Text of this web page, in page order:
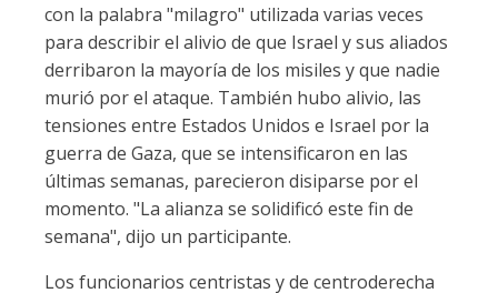
con la palabra "milagro" utilizada varias veces
para describir el alivio de que Israel y sus aliados
derribaron la mayoría de los misiles y que nadie
murió por el ataque. También hubo alivio, las
tensiones entre Estados Unidos e Israel por la
guerra de Gaza, que se intensificaron en las
últimas semanas, parecieron disiparse por el
momento. "La alianza se solidificó este fin de
semana", dijo un participante.
Los funcionarios centristas y de centroderecha